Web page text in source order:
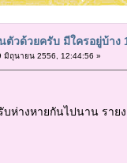
ตัวด้วยครับ มีใครอยู่บ้าง
มิถุนายน 2556, 12:44:56 »
บห่างหายกันไปนาน ราย